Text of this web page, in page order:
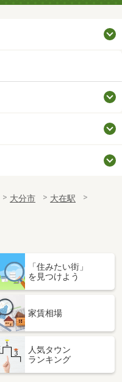
大分市
大在駅
「住みたい街」
を見つけよう
家賃相場
人気タウン
ランキング